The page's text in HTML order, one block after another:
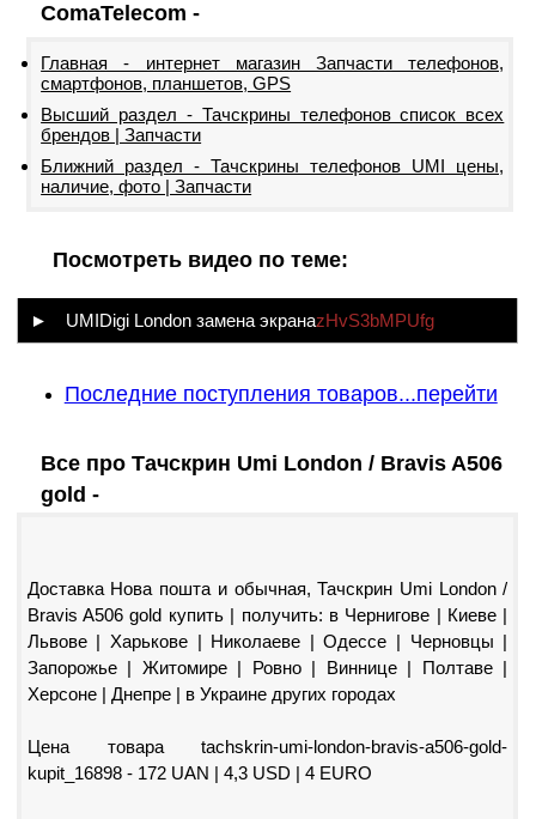
ComaTelecom -
Главная - интернет магазин Запчасти телефонов,
смартфонов, планшетов, GPS
Высший раздел - Тачскрины телефонов список всех
брендов | Запчасти
Ближний раздел - Тачскрины телефонов UMI цены,
наличие, фото | Запчасти
Посмотреть видео по теме:
► UMIDigi London замена экранаzHvS3bMPUfg
Последние поступления товаров...перейти
Все про Тачскрин Umi London / Bravis A506
gold -
Доставка Нова пошта и обычная, Тачскрин Umi London /
Bravis A506 gold купить | получить: в Чернигове | Киеве |
Львове | Харькове | Николаеве | Одессе | Черновцы |
Запорожье | Житомире | Ровно | Виннице | Полтаве |
Херсоне | Днепре | в Украине других городах
Цена товара tachskrin-umi-london-bravis-a506-gold-
kupit_16898 - 172 UAN | 4,3 USD | 4 EURO